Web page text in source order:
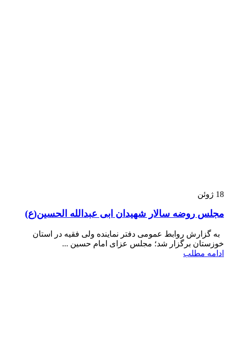
18 ژوئن
مجلس روضه سالار شهیدان ابی عبدالله الحسین(ع)
به گزارش روابط عمومی دفتر نماینده ولی فقیه در استان
خوزستان برگزار شد؛ مجلس عزای امام حسین ...
ادامه مطلب